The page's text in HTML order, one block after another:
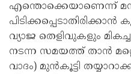
എന്തൊക്കെയാണെന്ന്
വ്യാജ തെളിവുകളും
നടന്ന സമയത്ത് താൻ
വാദം) മുൻകൂട്ടി